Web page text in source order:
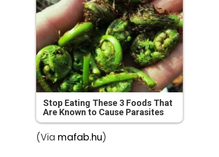
Stop Eating These 3 Foods That
Are Known to Cause Parasites
(Via mafab.hu)